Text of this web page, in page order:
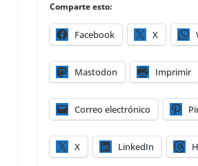
Comparte esto:
Facebook X
Mastodon Imprimir
Correo electrónico
X LinkedIn